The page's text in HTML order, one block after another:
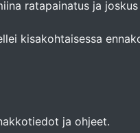
ratapainatus ja
kisakohtaisessa
ja ohjeet.